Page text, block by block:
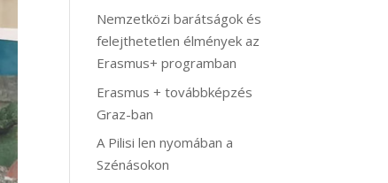
Nemzetközi barátságok és
felejthetetlen élmények az
Erasmus+ programban
Erasmus + továbbképzés
Graz-ban
A Pilisi len nyomában a
Szénásokon